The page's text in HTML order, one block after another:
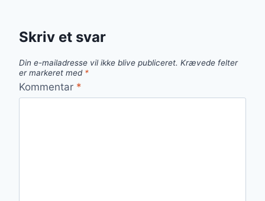
Skriv et svar
Din e-mailadresse vil ikke blive publiceret. Krævede felter
er markeret med *
Kommentar *